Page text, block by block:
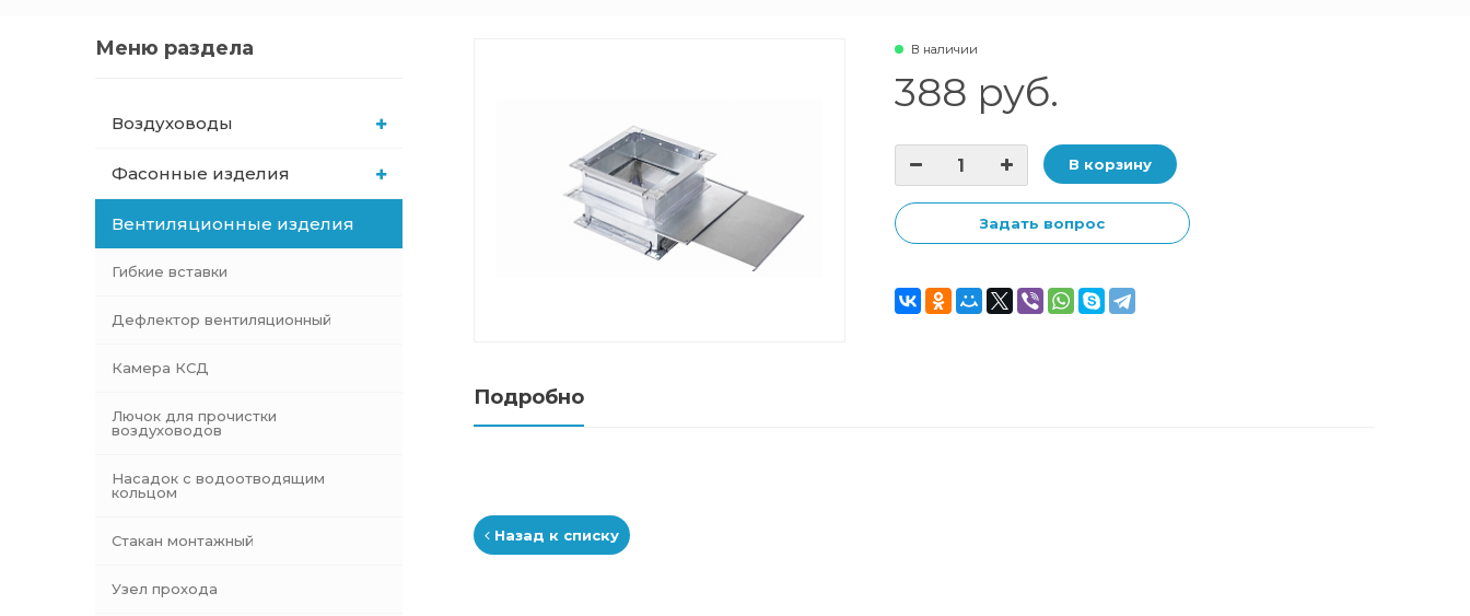
Меню раздела
Воздуховоды
Фасонные изделия
Вентиляционные изделия
Гибкие вставки
Дефлектор вентиляционный
Камера КСД
Лючок для прочистки
воздуховодов
Насадок с водоотводящим
кольцом
Стакан монтажный
Узел прохода
В наличии
388 руб.
В корзину
Задать вопрос
Подробно
Назад к списку